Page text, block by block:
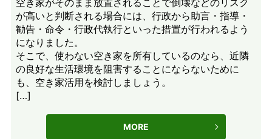
が高いと判断される場合には、行政から助言・指導・
勧告・命令・行政代執行といった措置が行われるよう
になりました。
そこで、使わない空き家を所有しているのなら、近隣
の良好な生活環境を阻害することにならないために
も、空き家活用を検討しましょう。
[…]
MORE